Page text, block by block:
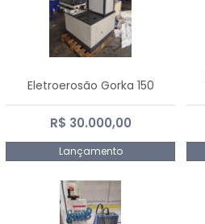
Eletroerosão Gorka 150
R$ 30.000,00
Lançamento